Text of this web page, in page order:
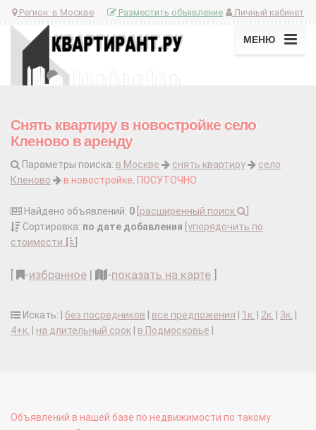
Регион: в Москве Личный кабинет
Разместить объявление
МЕНЮ
Снять квартиру в новостройке село
Кленово в аренду
Параметры поиска: в Москве снять квартиру
село
Кленово
в новостройке, ПОСУТОЧНО
Найдено объявлений: 0 расширенный поиск
Сортировка: по дате добавления упорядочить по
стоимости
-избранное | -показать на карте
Искать: | без посредников все предложения 1к. 2к. 3к.
4+к.
на длительный срок в Подмосковье
Объявлений в нашей базе по недвижимости по такому